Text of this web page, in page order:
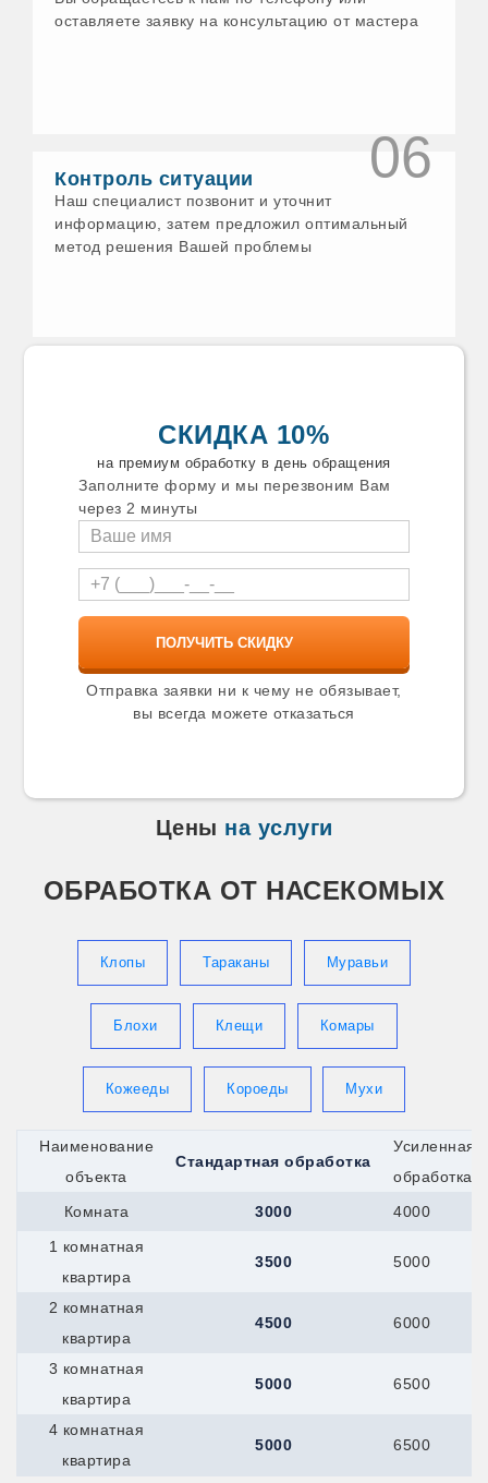
Еманжелинск
Ессентуки
Звенигород
Зеленодольск
Златоуст
Зуевка
Ивантеевка
Камышлов
Канаш
Карабаново
Карабаш
Касимов
Качканар
Кимры
Кинель
Кинешма
Киржач
Кириши
Клин
Ковров
Козьмодемьянск
Коломна
Копейск
Коркино
Королев
Котлас
Красноармейск
Кронштадт
Кропоткин
Крымск
Верхняя-Пышма
Краснотурьинск
Первоуральск
Реж
Мегион
Нефтеюганск
Верхний-Уфалей
Озёрск
оставляете заявку на консультацию от мастера
06
Контроль ситуации
Наш специалист позвонит и уточнит
информацию, затем предложил оптимальный
метод решения Вашей проблемы
СКИДКА 10%
на премиум обработку в день обращения
Заполните форму и мы перезвоним Вам
через 2 минуты
Отправка заявки ни к чему не обязывает,
вы всегда можете отказаться
Цены на услуги
ОБРАБОТКА ОТ НАСЕКОМЫХ
Клопы Тараканы Муравьи
Блохи Клещи Комары
Кожееды Короеды Мухи
Наименование
объекта
Стандартная обработка
Усиленная
обработка
Комната
3000
4000
1 комнатная
квартира
3500 5000
2 комнатная
квартира
4500 6000
3 комнатная
квартира
5000 6500
4 комнатная
квартира
5000 6500